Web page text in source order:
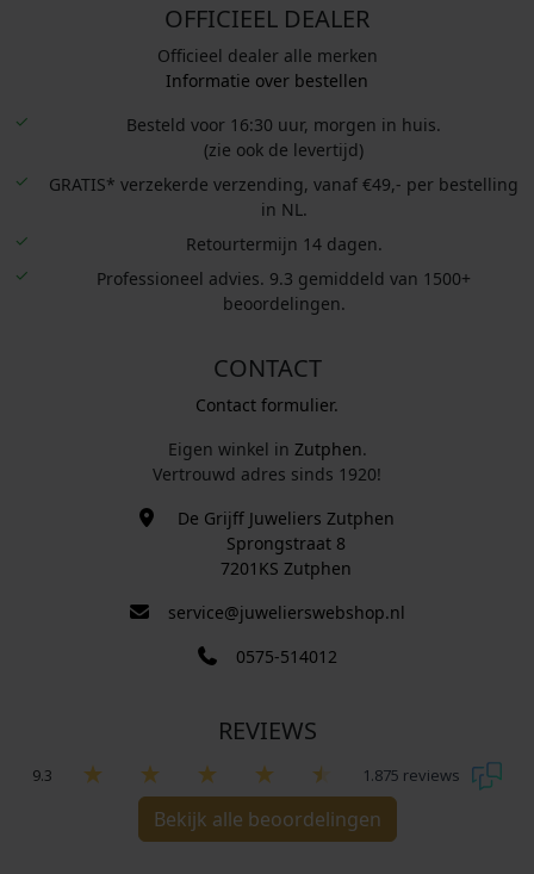
OFFICIEEL DEALER
Officieel dealer alle merken
Informatie over bestellen
Besteld voor 16:30 uur, morgen in huis.
(zie ook de levertijd)
GRATIS* verzekerde verzending, vanaf €49,- per bestelling
in NL.
Retourtermijn 14 dagen.
Professioneel advies. 9.3 gemiddeld van 1500+
beoordelingen.
CONTACT
Contact formulier.
Eigen winkel in Zutphen.
Vertrouwd adres sinds 1920!
De Grijff Juweliers Zutphen
Sprongstraat 8
7201KS Zutphen
service@juwelierswebshop.nl
0575-514012
REVIEWS
9.3 1.875 reviews
Bekijk alle beoordelingen